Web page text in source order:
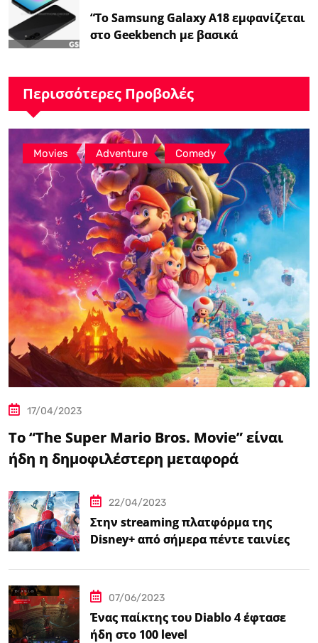
“Το Samsung Galaxy A18 εμφανίζεται
στο Geekbench με βασικά
Περισσότερες Προβολές
Movies , Adventure , Comedy
17/04/2023
Το “The Super Mario Bros. Movie” είναι
ήδη η δημοφιλέστερη μεταφορά
22/04/2023
Στην streaming πλατφόρμα της
Disney+ από σήμερα πέντε ταινίες
07/06/2023
Ένας παίκτης του Diablo 4 έφτασε
ήδη στο 100 level